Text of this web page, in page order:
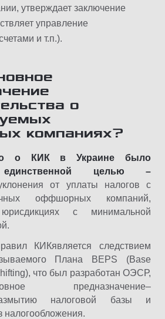
утверждает заключение
управление
и т.п.).
о
компаниях?
о КИК в Украине было
целью –
от уплаты налогов с
оффшорных компаний,
с минимальной
КИКявляется следствием
Плана BEPS (Base
что был разработан ОЭСР,
предназначение–
налоговой базы и